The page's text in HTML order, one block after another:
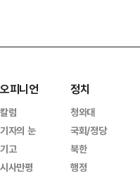
오피니언
칼럼
기자의 눈
기고
시사만평
정치
청와대
국회/정당
북한
행정